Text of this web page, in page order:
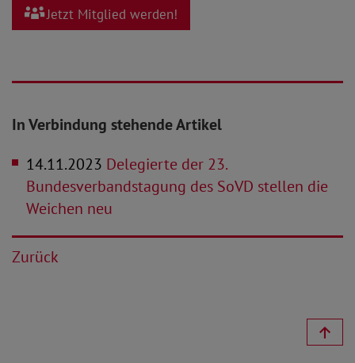
Jetzt Mitglied werden!
In Verbindung stehende Artikel
14.11.2023 Delegierte der 23.
Bundesverbandstagung des SoVD stellen die
Weichen neu
Zurück